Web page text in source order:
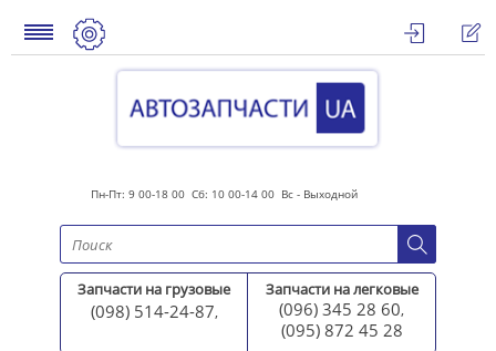
Пн-Пт: 9 00-18 00 Сб: 10 00-14 00 Вс - Выходной
Запчасти на грузовые
(098) 514-24-87,
Запчасти на легковые
(096) 345 28 60,
(095) 872 45 28